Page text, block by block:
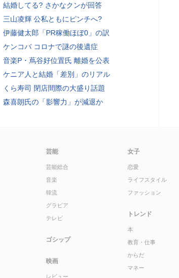
結婚してる? さかなクンが回答
三山凌輝 公私ともにピンチへ?
伊藤健太郎「PR稼働ほぼ0」の訳
ケンコバ コロナで謎の後遺症
音楽P・蔦谷好位置氏 離婚を公表
ケニア人と結婚「差別」のリアル
くら寿司 閉店間際の大盛り話題
森喜朗氏の「影響力」が減退か
芸能
芸能総合
音楽
韓流
グラビア
テレビ
ゴシップ
映画
レビュー
女子
恋愛
ライフスタイル
ファッション
トレンド
本
教育・仕事
からだ
マネー